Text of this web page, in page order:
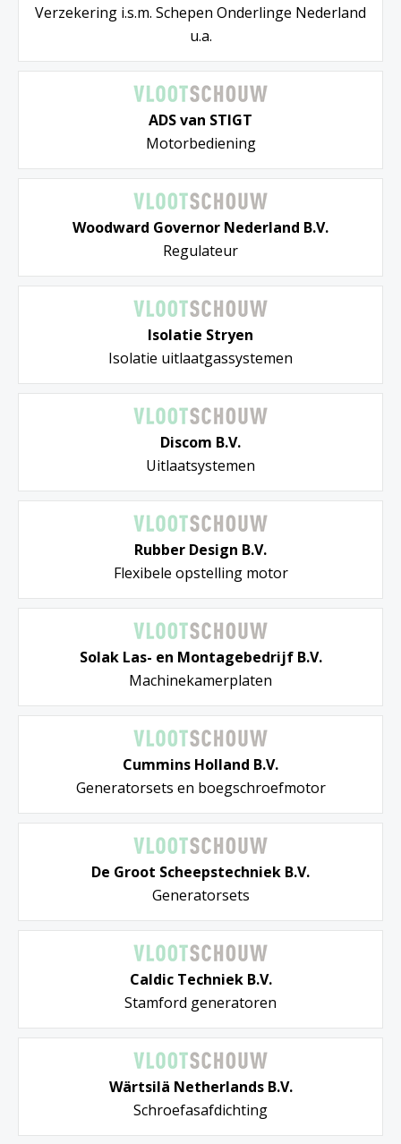
Verzekering i.s.m. Schepen Onderlinge Nederland
u.a.
ADS van STIGT
Motorbediening
Woodward Governor Nederland B.V.
Regulateur
Isolatie Stryen
Isolatie uitlaatgassystemen
Discom B.V.
Uitlaatsystemen
Rubber Design B.V.
Flexibele opstelling motor
Solak Las- en Montagebedrijf B.V.
Machinekamerplaten
Cummins Holland B.V.
Generatorsets en boegschroefmotor
De Groot Scheepstechniek B.V.
Generatorsets
Caldic Techniek B.V.
Stamford generatoren
Wärtsilä Netherlands B.V.
Schroefasafdichting